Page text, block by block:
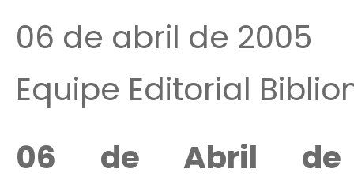
06 de abril de 2005
Equipe Editorial
06 de Abril